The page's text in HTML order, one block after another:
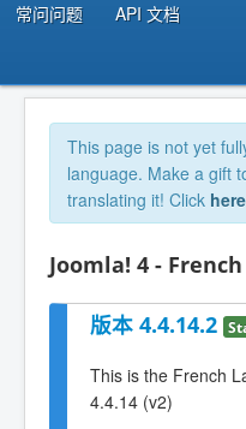
常问问题 API 文档
This page is not yet
language. Make a gift
translating it! Click here
Joomla! 4 - French
版本 4.4.14.2
This is the French
4.4.14 (v2)